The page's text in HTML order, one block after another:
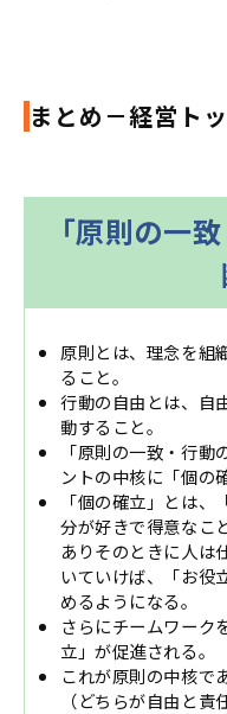
まとめ－経営ト
「原則の一
原則とは、理念を組
ること。
行動の自由とは、自
動すること。
「原則の一致・行
ントの中核に「個の
「個の確立」とは
分が好きで得意なこ
ありそのときに人は
いていけば、「お役
めるようになる。
さらにチームワーク
立」が促進される。
これが原則の中核で
（どちらが自由と責